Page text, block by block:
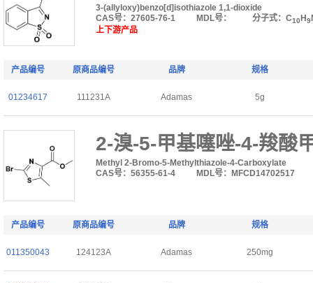
3-(allyloxy)benzo[d]isothiazole 1,1-dioxide
CAS号：27605-76-1
MDL号： 分子式：C10 H 9
上下游产品
产品编号 原商品编号 品牌 规格
01234617 111231A Adamas 5g
2-溴-5-甲基噻唑-4-羧酸
Methyl 2-Bromo-5-Methylthiazole-4-Carboxylate
CAS号：56355-61-4
MDL号：MFCD14702517
产品编号 原商品编号 品牌 规格
011350043 124123A Adamas 250mg